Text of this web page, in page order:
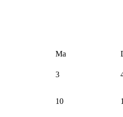
Ma
3
10